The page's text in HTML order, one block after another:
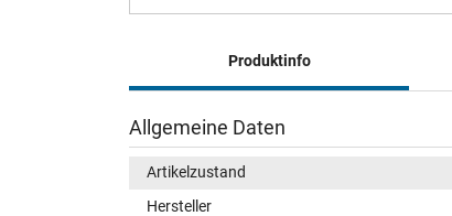
Produktinfo
Allgemeine Daten
Artikelzustand
Hersteller